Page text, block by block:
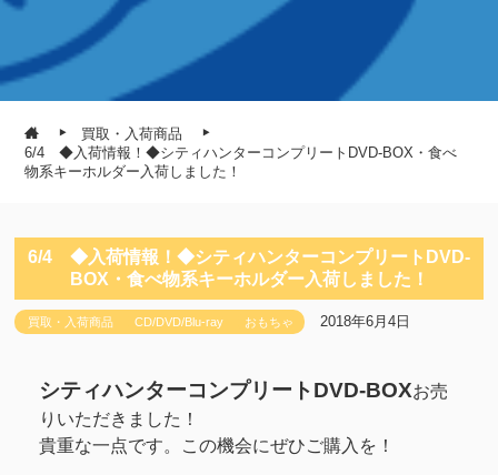
買取・入荷商品
6/4 ◆入荷情報！◆シティハンターコンプリートDVD-BOX・食べ
物系キーホルダー入荷しました！
6/4 ◆入荷情報！◆シティハンターコンプリートDVD-
BOX・食べ物系キーホルダー入荷しました！
買取・入荷商品 CD/DVD/Blu-ray おもちゃ 2018年6月4日
シティハンターコンプリートDVD-BOXお売
りいただきました！
貴重な一点です。この機会にぜひご購入を！